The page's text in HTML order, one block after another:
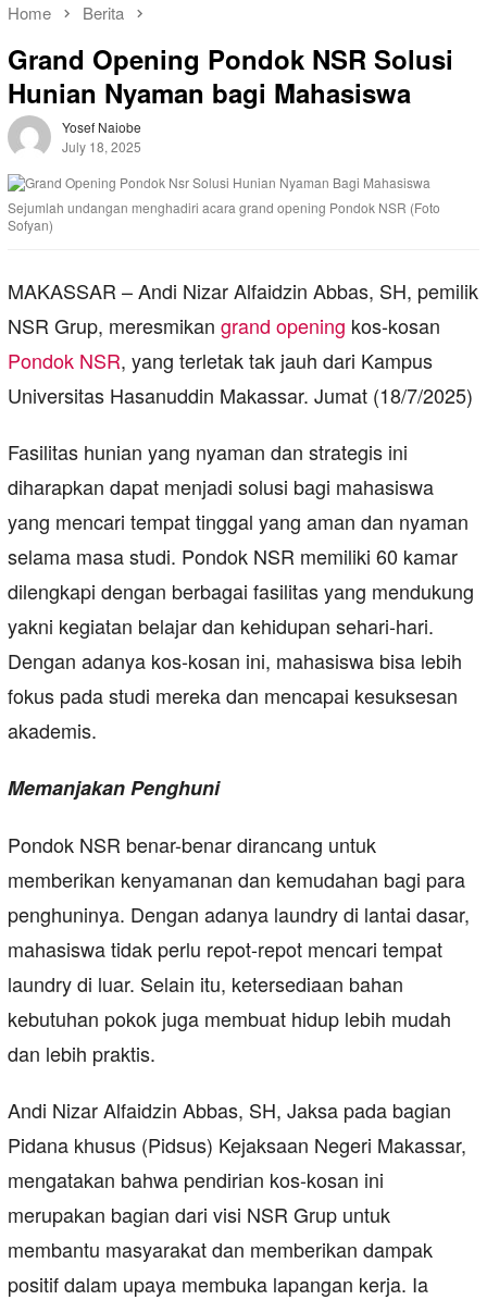
Home Berita
Grand Opening Pondok NSR Solusi
Hunian Nyaman bagi Mahasiswa
Yosef Naiobe
July 18, 2025
Sejumlah undangan menghadiri acara grand opening Pondok NSR (Foto
Sofyan)
MAKASSAR – Andi Nizar Alfaidzin Abbas, SH, pemilik
NSR Grup, meresmikan grand opening kos-kosan
Pondok NSR, yang terletak tak jauh dari Kampus
Universitas Hasanuddin Makassar. Jumat (18/7/2025)
Fasilitas hunian yang nyaman dan strategis ini
diharapkan dapat menjadi solusi bagi mahasiswa
yang mencari tempat tinggal yang aman dan nyaman
selama masa studi. Pondok NSR memiliki 60 kamar
dilengkapi dengan berbagai fasilitas yang mendukung
yakni kegiatan belajar dan kehidupan sehari-hari.
Dengan adanya kos-kosan ini, mahasiswa bisa lebih
fokus pada studi mereka dan mencapai kesuksesan
akademis.
Memanjakan Penghuni
Pondok NSR benar-benar dirancang untuk
memberikan kenyamanan dan kemudahan bagi para
penghuninya. Dengan adanya laundry di lantai dasar,
mahasiswa tidak perlu repot-repot mencari tempat
laundry di luar. Selain itu, ketersediaan bahan
kebutuhan pokok juga membuat hidup lebih mudah
dan lebih praktis.
Andi Nizar Alfaidzin Abbas, SH, Jaksa pada bagian
Pidana khusus (Pidsus) Kejaksaan Negeri Makassar,
mengatakan bahwa pendirian kos-kosan ini
merupakan bagian dari visi NSR Grup untuk
membantu masyarakat dan memberikan dampak
positif dalam upaya membuka lapangan kerja. Ia